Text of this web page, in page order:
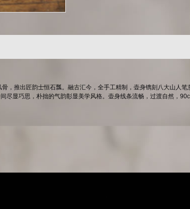
，推出匠韵士恒石瓢。融古汇今，全手工精制，壶身镌刻八大山人
尽显巧思，朴拙的气韵彰显美学风格。壶身线条流畅，过渡自然，